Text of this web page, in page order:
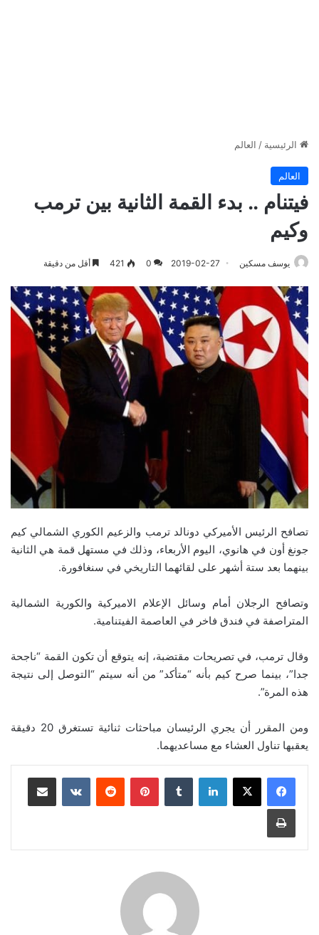
الرئيسية / العالم
العالم
فيتنام .. بدء القمة الثانية بين ترمب
وكيم
يوسف مسكين 2019-02-27
0
421 أقل من دقيقة
تصافح الرئيس الأميركي دونالد ترمب والزعيم الكوري الشمالي كيم
جونغ أون في هانوي، اليوم الأربعاء، وذلك في مستهل قمة هي الثانية
بينهما بعد ستة أشهر على لقائهما التاريخي في سنغافورة.
وتصافح الرجلان أمام وسائل الإعلام الاميركية والكورية الشمالية
المتراصفة في فندق فاخر في العاصمة الفيتنامية.
وقال ترمب، في تصريحات مقتضبة، إنه يتوقع أن تكون القمة “ناجحة
جدا”، بينما صرح كيم بأنه “متأكد” من أنه سيتم “التوصل إلى نتيجة
هذه المرة”.
ومن المقرر أن يجري الرئيسان مباحثات ثنائية تستغرق 20 دقيقة
يعقبها تناول العشاء مع مساعديهما.
لينكدإن بينتيريست مشاركة عبر البريد
طباعة